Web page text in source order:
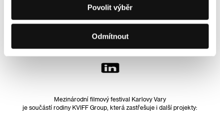
Povolit výběr
Odmítnout
Sledujte nás na síti:
Mezinárodní filmový festival Karlovy Vary
je součástí rodiny KVIFF Group, která zastřešuje i další projekty: